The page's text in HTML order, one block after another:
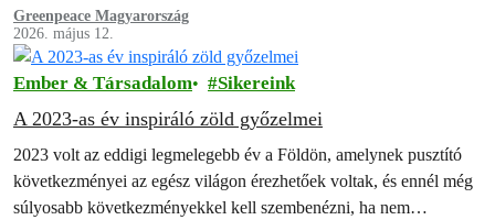
bírósághoz, hogy elérjék, hogy a MOL érdemben…
Greenpeace Magyarország
2026. május 12.
Ember & Társadalom Sikereink
A 2023-as év inspiráló zöld győzelmei
2023 volt az eddigi legmelegebb év a Földön, amelynek pusztító
következményei az egész világon érezhetőek voltak, és ennél még
súlyosabb következményekkel kell szembenézni, ha nem